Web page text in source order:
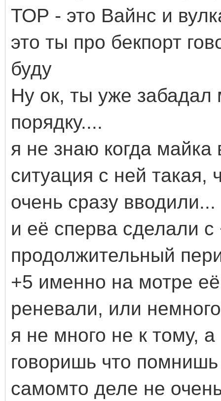
ТОР - это Вайнс и
это ты про бекпорт
буду
Ну ок, ты уже забадал
порядку....
я не знаю когда
ситуация с ней такая,
очень сразу
и её сперва сделали с
продолжительный
+5 именно на мотре
реневали, или
я не много не к тому,
говоришь что
самомто деле не